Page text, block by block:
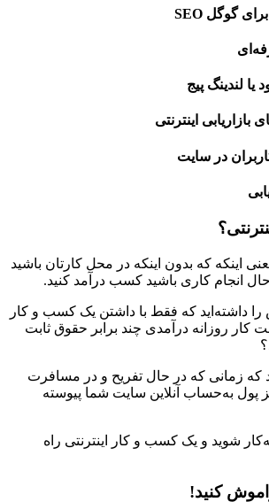
اینکه که بدون اینکه در محل کارتان باشید
انجام کاری باشید کسب درآمد کنید.
را داشته‌اید که فقط با داشتن یک کسب و کار
کار روزانه درآمدی چند برابر حقوق ثابت
که زمانی که در حال تفریح و در مسافرت
پول به‌حساب آنلاین سایت شما پیوسته
شوید و یک کسب و کار اینترنتی راه
کنید!